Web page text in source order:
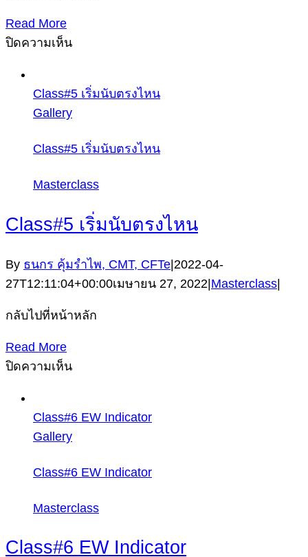
Read More
ปิดความเห็นบน
Function
Class#5 เริ่มนับตรงไหน
Gallery
Class#5 เริ่มนับตรงไหน
Masterclass
Class#5 เริ่มนับตรงไหน
By ธนกร คุ้มรำไพ, CMT, CFTe 2022-04-
27T12:11:04+00:00เมษายน 27, 2022 Masterclass
กลับไปที่หน้าหลัก
Read More
ปิดความเห็นบน
นับ
ตรง
Class#6 EW Indicator
Gallery
Class#6 EW Indicator
Masterclass
Class#6 EW Indicator